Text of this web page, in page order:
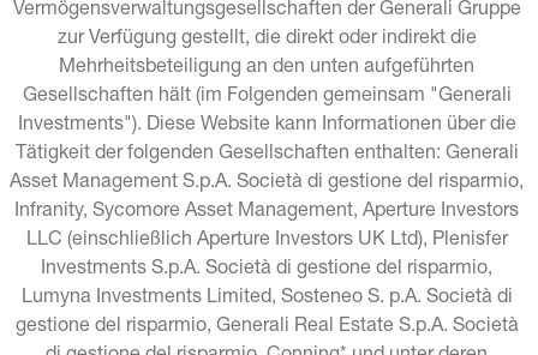
Vermögensverwaltungsgesellschaften der Generali Gruppe
zur Verfügung gestellt, die direkt oder indirekt die
Mehrheitsbeteiligung an den unten aufgeführten
Gesellschaften hält (im Folgenden gemeinsam "Generali
Investments"). Diese Website kann Informationen über die
Tätigkeit der folgenden Gesellschaften enthalten: Generali
Asset Management S.p.A. Società di gestione del risparmio,
Infranity, Sycomore Asset Management, Aperture Investors
LLC (einschließlich Aperture Investors UK Ltd), Plenisfer
Investments S.p.A. Società di gestione del risparmio,
Lumyna Investments Limited, Sosteneo S. p.A. Società di
gestione del risparmio, Generali Real Estate S.p.A. Società